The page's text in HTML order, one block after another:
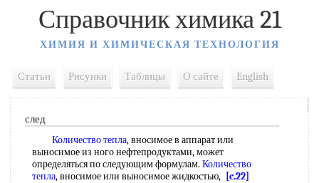
Справочник химика 21
ХИМИЯ И ХИМИЧЕСКАЯ ТЕХНОЛОГИЯ
Статьи Рисунки Таблицы О сайте English
след
Количество тепла, вносимое в аппарат или
выносимое из ного нефтепродуктами, может
определяться по следующим формулам. Количество
тепла, вносимое или выносимое жидкостью, [c.22]